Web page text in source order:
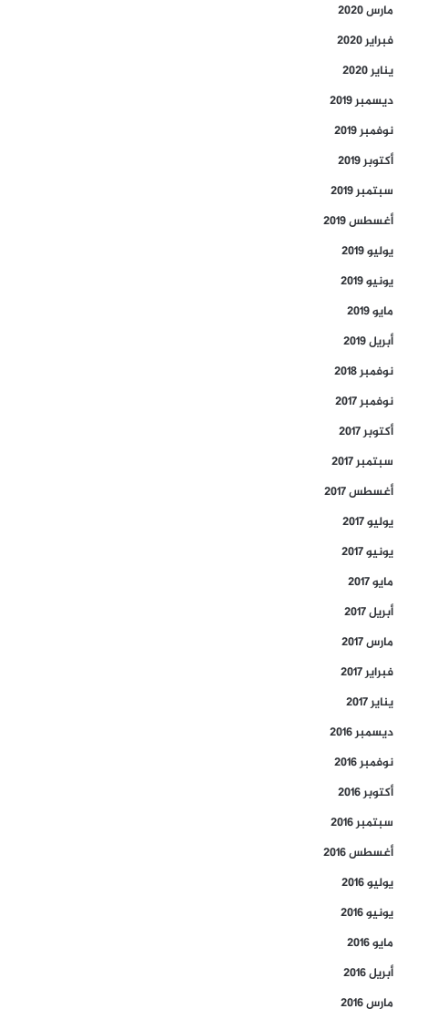
مارس 2020
فبراير 2020
يناير 2020
ديسمبر 2019
نوفمبر 2019
أكتوبر 2019
سبتمبر 2019
أغسطس 2019
يوليو 2019
يونيو 2019
مايو 2019
أبريل 2019
نوفمبر 2018
نوفمبر 2017
أكتوبر 2017
سبتمبر 2017
أغسطس 2017
يوليو 2017
يونيو 2017
مايو 2017
أبريل 2017
مارس 2017
فبراير 2017
يناير 2017
ديسمبر 2016
نوفمبر 2016
أكتوبر 2016
سبتمبر 2016
أغسطس 2016
يوليو 2016
يونيو 2016
مايو 2016
أبريل 2016
مارس 2016